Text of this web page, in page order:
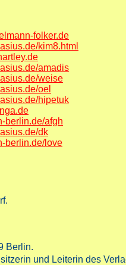
folker.de
kim8.html
amadis
weise
oel
hipetuk
berlin.de/afgh
dk
berlin.de/love
Berlin.
und Leiterin des